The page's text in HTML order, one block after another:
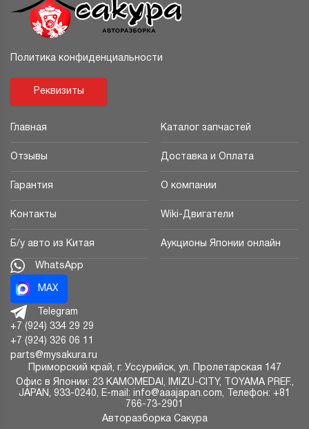
Политика конфиденциальности
Реквизиты
Главная Каталог запчастей
Отзывы Доставка и Оплата
Гарантия О компании
Контакты Wiki-Двигатели
Б/у авто из Китая Аукционы Японии онлайн
WhatsApp
MAX
Telegram
+7 (924) 334 29 29
+7 (924) 326 06 11
parts@mysakura.ru
Приморский край, г. Уссурийск, ул. Пролетарская 147
Офис в Японии: 23 KAMOMEDAI, IMIZU-CITY, TOYAMA PREF.,
JAPAN, 933-0240, E-mail: info@aaajapan.com, Телефон: +81
766-73-2901
Авторазборка Сакура